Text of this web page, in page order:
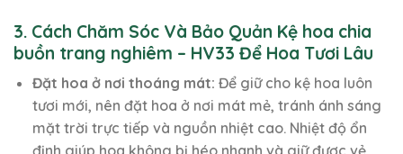
3. Cách Chăm Sóc Và Bảo Quản Kệ hoa chia
buồn trang nghiêm – HV33 Để Hoa Tươi Lâu
Đặt hoa ở nơi thoáng mát: Để giữ cho kệ hoa luôn
tươi mới, nên đặt hoa ở nơi mát mẻ, tránh ánh sáng
mặt trời trực tiếp và nguồn nhiệt cao. Nhiệt độ ổn